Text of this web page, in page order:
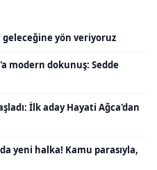
geleceğine yön veriyoruz
modern dokunuş: Sedde
İlk aday Hayati Ağca'dan
yeni halka! Kamu parasıyla,